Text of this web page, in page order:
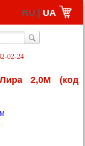
RU | UA
02-24
2,0М (код